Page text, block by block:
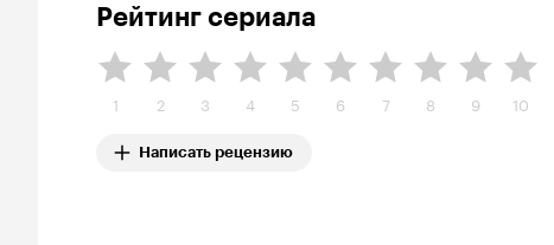
Рейтинг сериала
1 2 3 4 5 6 7 8 9 10
Написать рецензию